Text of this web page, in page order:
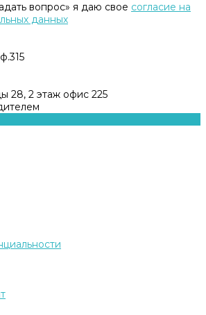
вопрос» я даю свое согласие на
данных
28, 2 этаж офис 225